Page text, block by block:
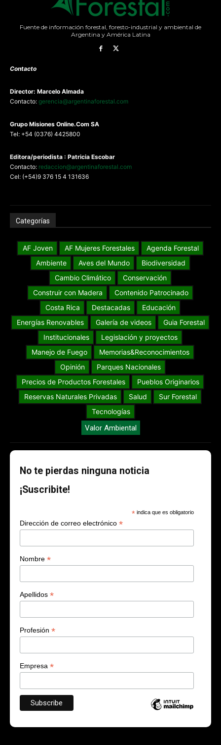
Fuente de información forestal, foresto-industrial y ambiental de
Argentina y América Latina
Contacto
Director: Marcelo Almada
Contacto: gerencia@argentinaforestal.com
Grupo Misiones Online.Com SA
Tel: +54 (0376) 4425800
Editora/periodista : Patricia Escobar
Contacto: redaccion@argentinaforestal.com
Cel: (+54)9 376 15 4 131636
Categorías
AF Joven AF Mujeres Forestales
Agenda Forestal
Ambiente
Aves del Mundo
Biodiversidad
Cambio Climático
Conservación
Construir con Madera
Contenido Patrocinado
Costa Rica
Destacadas
Educación
Energías Renovables
Galería de videos
Guia Forestal
Institucionales
Legislación y proyectos
Manejo de Fuego
Memorias&Reconocimientos
Opinión
Parques Nacionales
Precios de Productos Forestales
Pueblos Originarios
Reservas Naturales Privadas
Salud
Sur Forestal
Tecnologías
Valor Ambiental
No te pierdas ninguna noticia
¡Suscribite!
* indica que es obligatorio
Dirección de correo electrónico *
Nombre *
Apellidos *
Profesión *
Empresa *